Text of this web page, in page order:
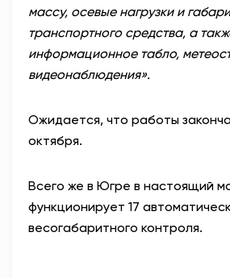
массу, осевые нагрузки и
транспортного средства, а
информационное табло,
видеонаблюдения».
Ожидается, что работы
октября.
Всего же в Югре в настоящий
функционирует 17
весогабаритного контроля.